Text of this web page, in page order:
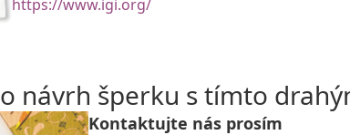
https://www.igi.org/
návrh šperku s tímto
Kontaktujte nás prosím